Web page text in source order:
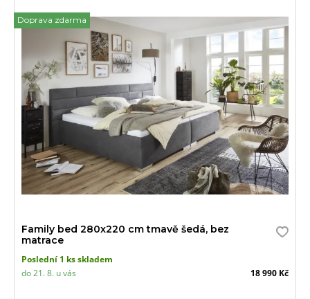
Doprava zdarma
Family bed 280x220 cm tmavě šedá, bez
matrace
Poslední 1 ks skladem
do 21. 8. u vás
18 990 Kč